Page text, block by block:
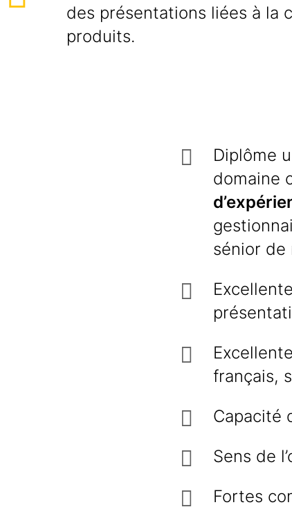
des présentations liées à la
produits.
Diplôme
domaine
sénior de
français,
Capacité
Sens de
Fortes